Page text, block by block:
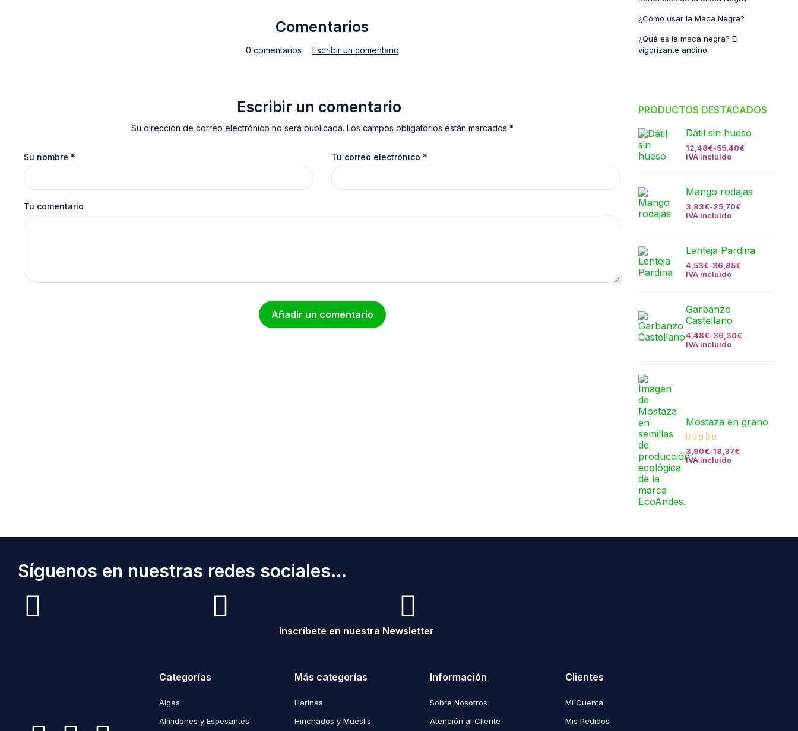
Comentarios
0 comentarios Escribir un comentario
Escribir un comentario
Su dirección de correo electrónico no será publicada. Los campos obligatorios están marcados *
Su nombre * Tu correo electrónico *
Tu comentario
Añadir un comentario
¿Cómo usar la Maca Negra?
¿Qué es la maca negra? El
vigorizante andino
PRODUCTOS DESTACADOS
Dátil sin hueso
12,48€-55,40€
IVA incluido
Mango rodajas
3,83€-25,70€
IVA incluido
Lenteja Pardina
4,53€-36,85€
IVA incluido
Garbanzo
Castellano
4,48€-36,30€
IVA incluido
Mostaza en grano
3,90€-18,37€
IVA incluido
Síguenos en nuestras redes sociales...
Inscríbete en nuestra Newsletter
Categorías
Algas
Almidones y Espesantes
Más categorías
Harinas
Hinchados y Mueslis
Información
Sobre Nosotros
Atención al Cliente
Clientes
Mi Cuenta
Mis Pedidos